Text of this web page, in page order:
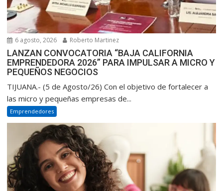
6 agosto, 2026 Roberto Martinez
LANZAN CONVOCATORIA “BAJA CALIFORNIA
EMPRENDEDORA 2026” PARA IMPULSAR A MICRO Y
PEQUEÑOS NEGOCIOS
TIJUANA.- (5 de Agosto/26) Con el objetivo de fortalecer a
las micro y pequeñas empresas de...
Emprendedores